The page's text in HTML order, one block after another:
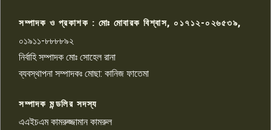
৯
চাঁদাবাজি ও হয়রানির অভিযোগ
১০
সম্পাদক ও প্রকাশক : মোঃ মোবারক বিশ্বাস, ০১৭১২-০২৬৫৩৯,
০১৯১১-৮৮৮৮৯২
নির্বাহি সম্পাদক মোঃ সোহেল রানা
ব্যবস্থাপনা সম্পাদকঃ মোছা: কানিজ ফাতেমা
সম্পাদক মন্ডলির সদস্য
এএইচএম কামরুজ্জামান কামরুল